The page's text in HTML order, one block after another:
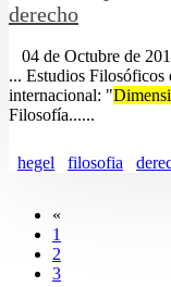
derecho
04 de Octubre de
... Estudios
internacional: "
Filosofía......
hegel filosofia
«
1
2
3